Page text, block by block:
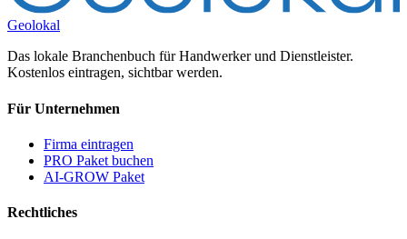
Geolokal
Das lokale Branchenbuch für Handwerker und Dienstleister.
Kostenlos eintragen, sichtbar werden.
Für Unternehmen
Firma eintragen
PRO Paket buchen
AI-GROW Paket
Rechtliches